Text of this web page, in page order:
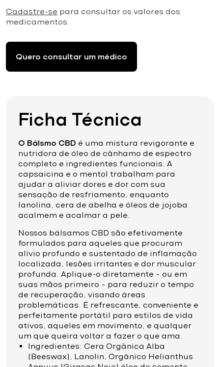
Cadastre-se para consultar os valores dos
medicamentos.
Quero consultar um médico
Ficha Técnica
O Bálsmo CBD é uma mistura revigorante e
nutridora de óleo de cânhamo de espectro
completo e ingredientes funcionais. A
capsaicina e o mentol trabalham para
ajudar a aliviar dores e dor com sua
sensação de resfriamento, enquanto
lanolina, cera de abelha e óleos de jojoba
acalmem e acalmar a pele.
Nossos bálsamos CBD são efetivamente
formulados para aqueles que procuram
alívio profundo e sustentado de inflamação
localizada, lesões irritantes e dor muscular
profunda. Aplique-o diretamente – ou em
suas mãos primeiro – para reduzir o tempo
de recuperação, visando áreas
problemáticas. É refrescante, conveniente e
perfeitamente portátil para estilos de vida
ativos, aqueles em movimento, e qualquer
um que queira voltar a fazer o que ama.
Ingredientes: Cera Orgânica Alba
(Beeswax), Lanolin, Orgânico Helianthus